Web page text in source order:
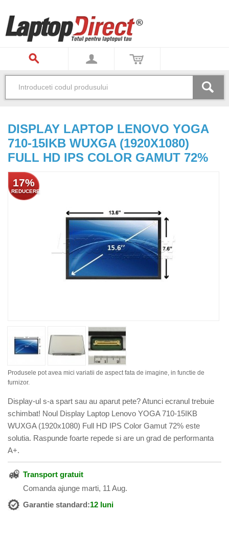
DISPLAY LAPTOP LENOVO YOGA
710-15IKB WUXGA (1920X1080)
FULL HD IPS COLOR GAMUT 72%
17%
REDUCERE
Produsele pot avea mici variatii de aspect fata de imagine, in functie de
furnizor.
Display-ul s-a spart sau au aparut pete? Atunci ecranul trebuie
schimbat! Noul Display Laptop Lenovo YOGA 710-15IKB
WUXGA (1920x1080) Full HD IPS Color Gamut 72% este
solutia. Raspunde foarte repede si are un grad de performanta
A+.
Transport gratuit
Comanda ajunge marti, 11 Aug.
Garantie standard:12 luni